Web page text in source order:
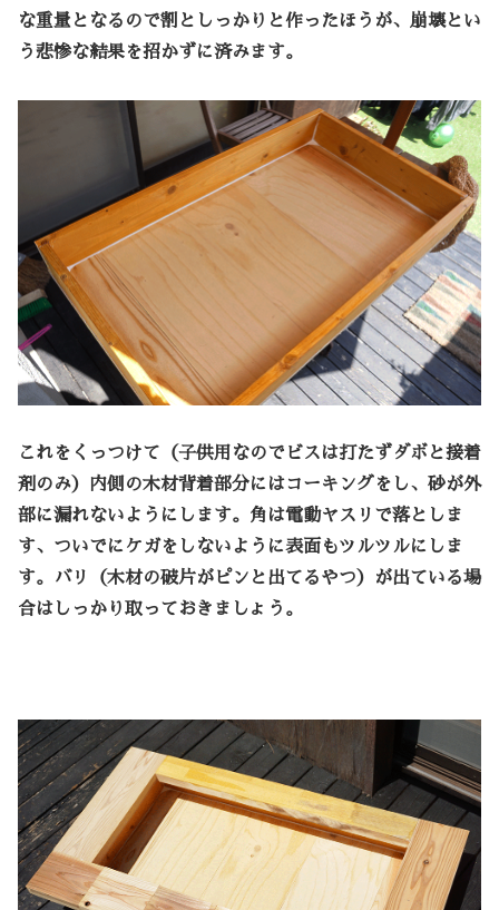
な重量となるので割としっかりと作ったほうが、崩壊とい
う悲惨な結果を招かずに済みます。
これをくっつけて（子供用なのでビスは打たずダボと接着
剤のみ）内側の木材背着部分にはコーキングをし、砂が外
部に漏れないようにします。角は電動ヤスリで落としま
す、ついでにケガをしないように表面もツルツルにしま
す。バリ（木材の破片がピンと出てるやつ）が出ている場
合はしっかり取っておきましょう。